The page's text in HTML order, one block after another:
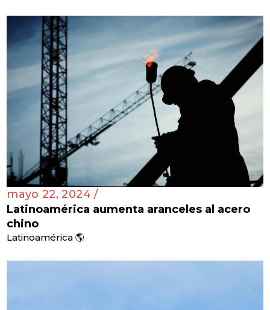
mayo 22, 2024 /
Latinoamérica aumenta aranceles al acero
chino
Latinoamérica 🌎